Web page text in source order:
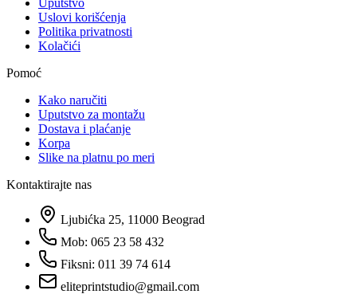
Uslovi korišćenja
Politika privatnosti
Kolačići
Pomoć
Kako naručiti
Uputstvo za montažu
Dostava i plaćanje
Korpa
Slike na platnu po meri
Kontaktirajte nas
Ljubićka 25, 11000 Beograd
Mob: 065 23 58 432
Fiksni: 011 39 74 614
eliteprintstudio@gmail.com